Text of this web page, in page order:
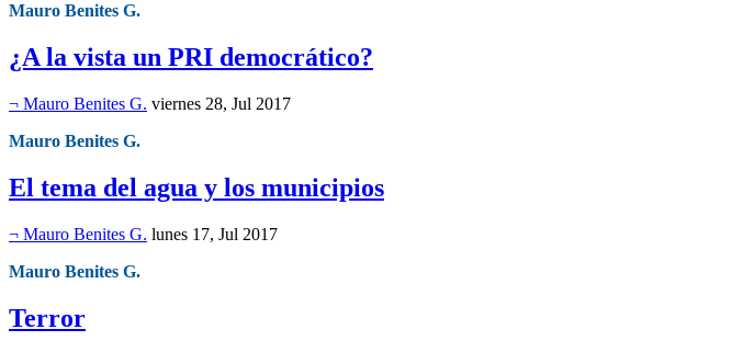
Mauro Benites G.
¿A la vista un PRI democrático?
¬ Mauro Benites G. viernes 28, Jul 2017
Mauro Benites G.
El tema del agua y los municipios
¬ Mauro Benites G. lunes 17, Jul 2017
Mauro Benites G.
Terror